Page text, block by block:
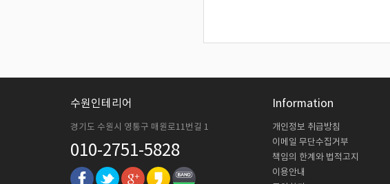
수원인테리어
경기도 수원시 영통구 매원로11번길 1
010-2751-5828
Information
개인정보 취급방침
이메일 무단수집거부
책임의 한계와 법적고지
이용안내